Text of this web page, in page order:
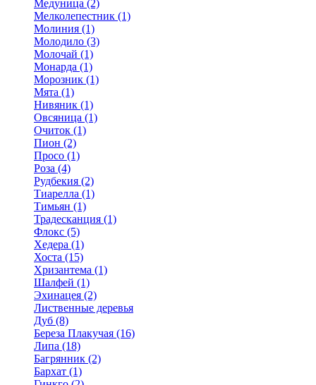
Медуница (2)
Мелколепестник (1)
Молиния (1)
Молодило (3)
Молочай (1)
Монарда (1)
Морозник (1)
Мята (1)
Нивяник (1)
Овсяница (1)
Очиток (1)
Пион (2)
Просо (1)
Роза (4)
Рудбекия (2)
Тиарелла (1)
Тимьян (1)
Традесканция (1)
Флокс (5)
Хедера (1)
Хоста (15)
Хризантема (1)
Шалфей (1)
Эхинацея (2)
Лиственные деревья
Дуб (8)
Береза Плакучая (16)
Липа (18)
Багрянник (2)
Бархат (1)